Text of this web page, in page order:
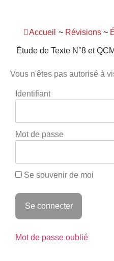
Accueil ~ Révisions ~
Étude de Texte N°8 et QCM
Vous n'êtes pas autorisé à
Identifiant
Mot de passe
Se souvenir de moi
Mot de passe oublié